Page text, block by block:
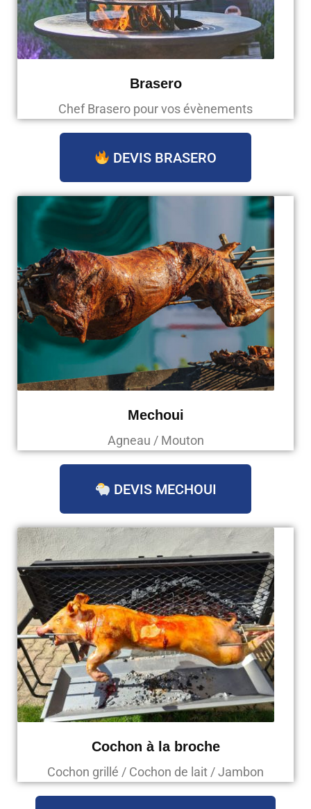
Brasero
Chef Brasero pour vos évènements
DEVIS BRASERO
Mechoui
Agneau / Mouton
DEVIS MECHOUI
Cochon à la broche
Cochon grillé / Cochon de lait / Jambon